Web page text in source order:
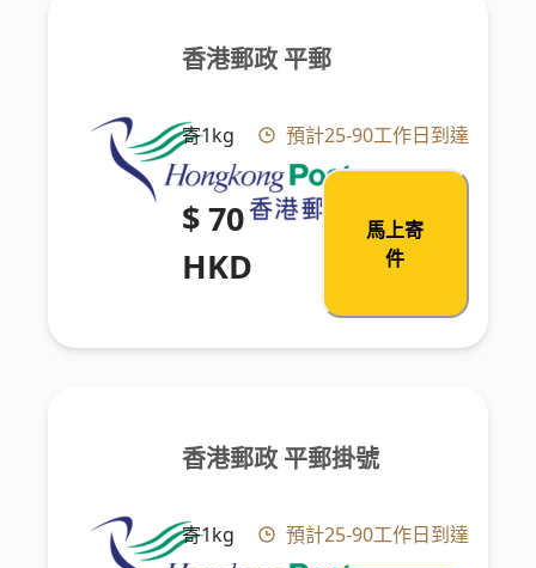
香港郵政 平郵
寄1kg 預計25-90工作日到達
$ 70
HKD
馬上寄
件
香港郵政 平郵掛號
寄1kg 預計25-90工作日到達